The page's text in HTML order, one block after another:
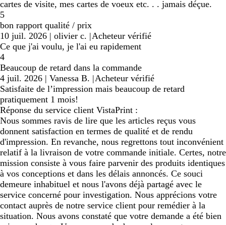
cartes de visite, mes cartes de voeux etc. . . jamais déçue.
5
bon rapport qualité / prix
10 juil. 2026 | olivier c. |Acheteur vérifié
Ce que j'ai voulu, je l'ai eu rapidement
4
Beaucoup de retard dans la commande
4 juil. 2026 | Vanessa B. |Acheteur vérifié
Satisfaite de l’impression mais beaucoup de retard
pratiquement 1 mois!
Réponse du service client VistaPrint :
Nous sommes ravis de lire que les articles reçus vous
donnent satisfaction en termes de qualité et de rendu
d'impression. En revanche, nous regrettons tout inconvénient
relatif à la livraison de votre commande initiale. Certes, notre
mission consiste à vous faire parvenir des produits identiques
à vos conceptions et dans les délais annoncés. Ce souci
demeure inhabituel et nous l'avons déjà partagé avec le
service concerné pour investigation. Nous apprécions votre
contact auprès de notre service client pour remédier à la
situation. Nous avons constaté que votre demande a été bien